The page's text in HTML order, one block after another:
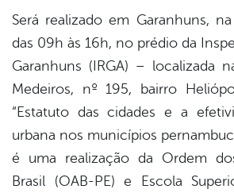
Será realizado em Garanhuns,
das 09h às 16h, no prédio da
Garanhuns (IRGA) – localizada
Medeiros, nº 195, bairro
“Estatuto das cidades e a
urbana nos municípios
é uma realização da Ordem
Brasil (OAB-PE) e Escola